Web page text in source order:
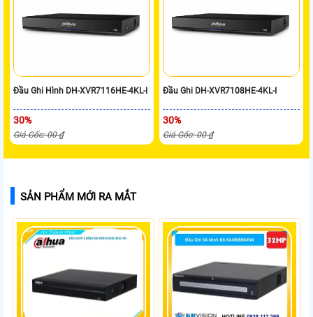
Đầu Ghi Hình DH-XVR7116HE-4KL-I
30%
Giá Gốc: 00 ₫
Đầu Ghi DH-XVR7108HE-4KL-I
30%
Giá Gốc: 00 ₫
SẢN PHẨM MỚI RA MẮT